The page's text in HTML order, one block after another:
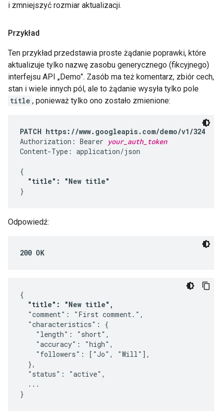
i zmniejszyć rozmiar aktualizacji.
Przykład
Ten przykład przedstawia proste żądanie poprawki, które
aktualizuje tylko nazwę zasobu generycznego (fikcyjnego)
interfejsu API „Demo”. Zasób ma też komentarz, zbiór cech,
stan i wiele innych pól, ale to żądanie wysyła tylko pole
title , ponieważ tylko ono zostało zmienione:
PATCH https://www.googleapis.com/demo/v1/324
Authorization: Bearer your_auth_token
Content-Type: application/json
{
"title": "New title"
}
Odpowiedź:
200 OK
{
"title": "New title",
  "comment": "First comment.",
  "characteristics": {
    "length": "short",
    "accuracy": "high",
    "followers": ["Jo", "Will"],
  },
  "status": "active",
  ...
}